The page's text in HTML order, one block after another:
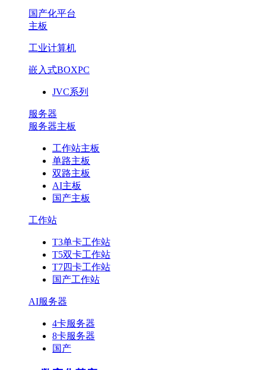
国产化平台
主板
工业计算机
嵌入式BOXPC
JVC系列
服务器
服务器主板
工作站主板
单路主板
双路主板
AI主板
国产主板
工作站
T3单卡工作站
T5双卡工作站
T7四卡工作站
国产工作站
AI服务器
4卡服务器
8卡服务器
国产